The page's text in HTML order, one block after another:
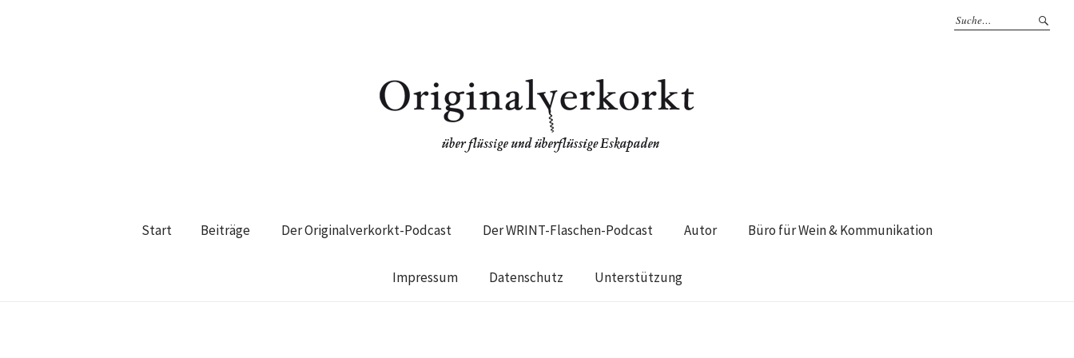
Start Beiträge Der Originalverkorkt-Podcast Der WRINT-Flaschen-Podcast Autor Büro für Wein & Kommunikation
Impressum Datenschutz Unterstützung